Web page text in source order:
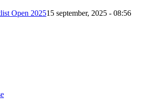
Open 202515 september, 2025 - 08:56